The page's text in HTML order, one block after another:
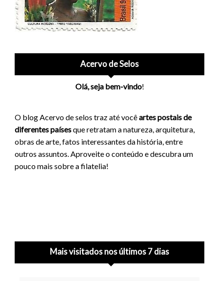
Acervo de Selos
Olá, seja bem-vindo!
O blog Acervo de selos traz até vocêartes postais de
diferentes paísesque retratam a natureza, arquitetura,
obras de arte, fatos interessantes da história, entre
outros assuntos. Aproveite o conteúdo e descubra um
pouco mais sobre a filatelia!
Mais visitados nos últimos 7 dias